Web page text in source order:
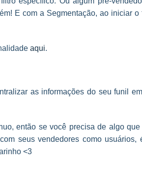
E com a Segmentação, ao iniciar o
aqui.
as informações do seu funil
então se você precisa de algo que
seus vendedores como usuários,
<3